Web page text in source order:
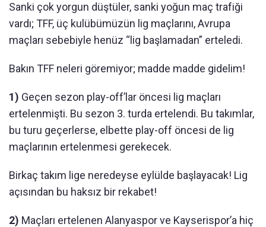
Sanki çok yorgun düştüler, sanki yoğun maç trafiği
vardı; TFF, üç kulübümüzün lig maçlarını, Avrupa
maçları sebebiyle henüz “lig başlamadan” erteledi.
Bakın TFF neleri göremiyor; madde madde gidelim!
1) Geçen sezon play-off’lar öncesi lig maçları
ertelenmişti. Bu sezon 3. turda ertelendi. Bu takımlar,
bu turu geçerlerse, elbette play-off öncesi de lig
maçlarının ertelenmesi gerekecek.
Birkaç takım lige neredeyse eylülde başlayacak! Lig
açısından bu haksız bir rekabet!
2) Maçları ertelenen Alanyaspor ve Kayserispor’a hiç